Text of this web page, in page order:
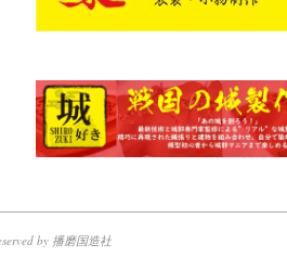
by 播磨国造社